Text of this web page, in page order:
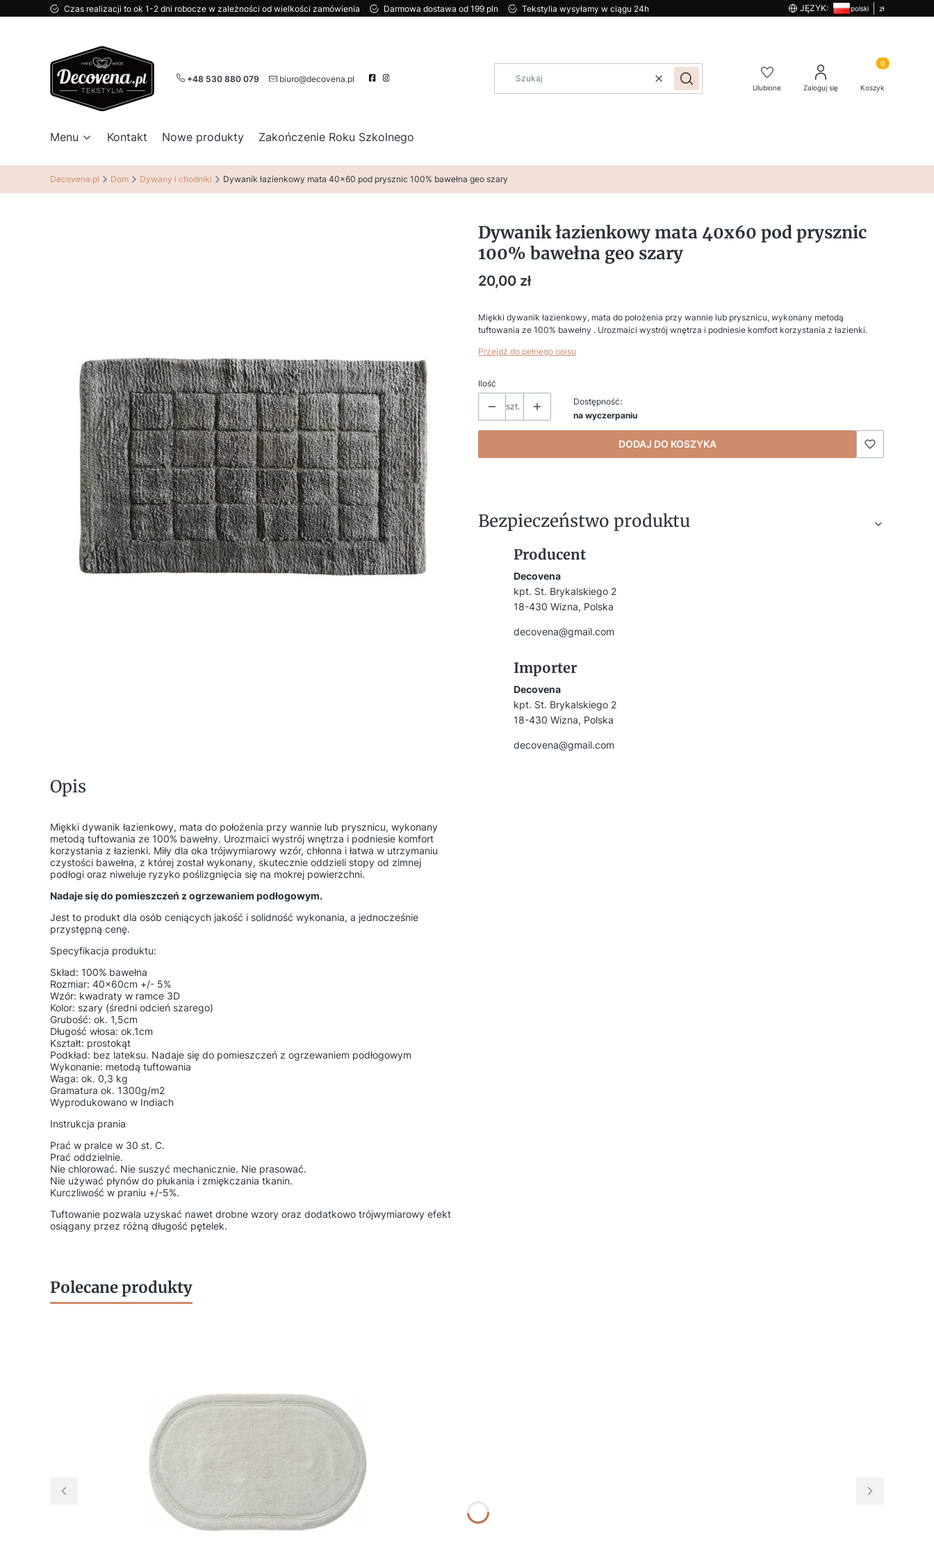
Czas realizacji to ok 1-2 dni robocze w zależności od wielkości zamówienia Darmowa dostawa od 199 pln Tekstylia wysyłamy w ciągu 24h JĘZYK: polski zł
+48 530 880 079 biuro@decovena.pl WyczyśćSzukaj Ulubione Zaloguj się
Produkty w
Koszyk
Menu Kontakt Nowe produkty Zakończenie Roku Szkolnego
Decovena.pl Dom Dywany i chodniki Dywanik łazienkowy mata 40x60 pod prysznic 100% bawełna geo szary
Dywanik łazienkowy mata 40x60 pod prysznic
100% bawełna geo szary
Cena
20,00 zł
Miękki dywanik łazienkowy, mata do położenia przy wannie lub prysznicu, wykonany metodą
tuftowania ze 100% bawełny . Urozmaici wystrój wnętrza i podniesie komfort korzystania z łazienki.
Przejdź do pełnego opisu
Ilość
szt.
Dostępność:
na wyczerpaniu
DODAJ DO KOSZYKA
Bezpieczeństwo produktu
Producent
Decovena
kpt. St. Brykalskiego 2
18-430 Wizna, Polska
decovena@gmail.com
Importer
Decovena
kpt. St. Brykalskiego 2
18-430 Wizna, Polska
decovena@gmail.com
Opis
Miękki dywanik łazienkowy, mata do położenia przy wannie lub prysznicu, wykonany
metodą tuftowania ze 100% bawełny. Urozmaici wystrój wnętrza i podniesie komfort
korzystania z łazienki. Miły dla oka trójwymiarowy wzór, chłonna i łatwa w utrzymaniu
czystości bawełna, z której został wykonany, skutecznie oddzieli stopy od zimnej
podłogi oraz niweluje ryzyko poślizgnięcia się na mokrej powierzchni.
Nadaje się do pomieszczeń z ogrzewaniem podłogowym.
Jest to produkt dla osób ceniących jakość i solidność wykonania, a jednocześnie
przystępną cenę.
Specyfikacja produktu:
Skład: 100% bawełna
Rozmiar: 40x60cm +/- 5%
Wzór: kwadraty w ramce 3D
Kolor: szary (średni odcień szarego)
Grubość: ok. 1,5cm
Długość włosa: ok.1cm
Kształt: prostokąt
Podkład: bez lateksu. Nadaje się do pomieszczeń z ogrzewaniem podłogowym
Wykonanie: metodą tuftowania
Waga: ok. 0,3 kg
Gramatura ok. 1300g/m2
Wyprodukowano w Indiach
Instrukcja prania
Prać w pralce w 30 st. C.
Prać oddzielnie.
Nie chlorować. Nie suszyć mechanicznie. Nie prasować.
Nie używać płynów do płukania i zmiękczania tkanin.
Kurczliwość w praniu +/-5%.
Tuftowanie pozwala uzyskać nawet drobne wzory oraz dodatkowo trójwymiarowy efekt
osiągany przez różną długość pętelek.
Polecane produkty